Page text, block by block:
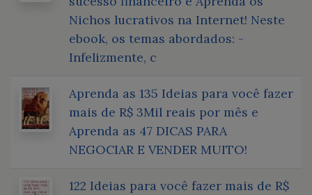
Nichos lucrativos na Internet! Neste
ebook, os temas abordados: -
Infelizmente, c
Aprenda as 135 Ideias para você fazer
mais de R$ 3Mil reais por mês e
Aprenda as 47 DICAS PARA
NEGOCIAR E VENDER MUITO!
122 Ideias para você fazer mais de R$